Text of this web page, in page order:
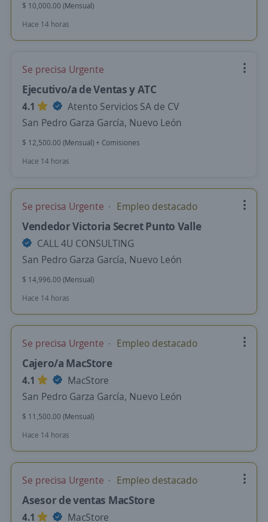
$ 10,000.00 (Mensual)
Hace 14 horas
Se precisa Urgente
Ejecutivo/a de Ventas y ATC
4.1
Atento Servicios SA de CV
San Pedro Garza García, Nuevo León
$ 12,500.00 (Mensual) + Comisiones
Hace 14 horas
Se precisa Urgente Empleo destacado
Vendedor Victoria Secret Punto Valle
CALL 4U CONSULTING
San Pedro Garza García, Nuevo León
$ 14,996.00 (Mensual)
Hace 14 horas
Se precisa Urgente Empleo destacado
Cajero/a MacStore
4.1
MacStore
San Pedro Garza García, Nuevo León
$ 11,500.00 (Mensual)
Hace 14 horas
Se precisa Urgente Empleo destacado
Asesor de ventas MacStore
4.1 MacStore